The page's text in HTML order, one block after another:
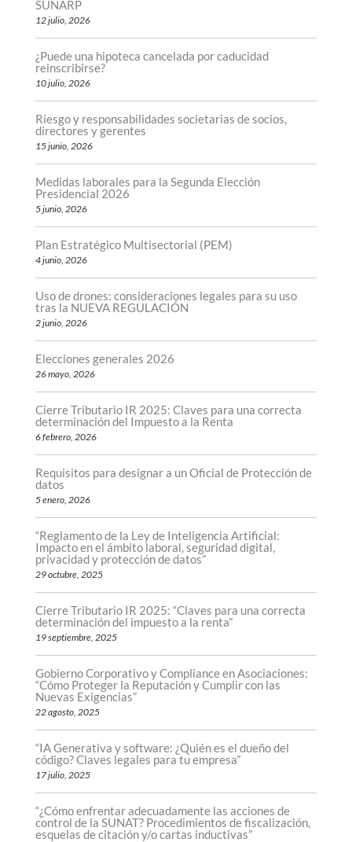
SUNARP
12 julio, 2026
¿Puede una hipoteca cancelada por caducidad
reinscribirse?
10 julio, 2026
Riesgo y responsabilidades societarias de socios,
directores y gerentes
15 junio, 2026
Medidas laborales para la Segunda Elección
Presidencial 2026
5 junio, 2026
Plan Estratégico Multisectorial (PEM)
4 junio, 2026
Uso de drones: consideraciones legales para su uso
tras la NUEVA REGULACIÓN
2 junio, 2026
Elecciones generales 2026
26 mayo, 2026
Cierre Tributario IR 2025: Claves para una correcta
determinación del Impuesto a la Renta
6 febrero, 2026
Requisitos para designar a un Oficial de Protección de
datos
5 enero, 2026
“Reglamento de la Ley de Inteligencia Artificial:
Impacto en el ámbito laboral, seguridad digital,
privacidad y protección de datos”
29 octubre, 2025
Cierre Tributario IR 2025: “Claves para una correcta
determinación del impuesto a la renta”
19 septiembre, 2025
Gobierno Corporativo y Compliance en Asociaciones:
“Cómo Proteger la Reputación y Cumplir con las
Nuevas Exigencias”
22 agosto, 2025
“IA Generativa y software: ¿Quién es el dueño del
código? Claves legales para tu empresa”
17 julio, 2025
“¿Cómo enfrentar adecuadamente las acciones de
control de la SUNAT? Procedimientos de fiscalización,
esquelas de citación y/o cartas inductivas”